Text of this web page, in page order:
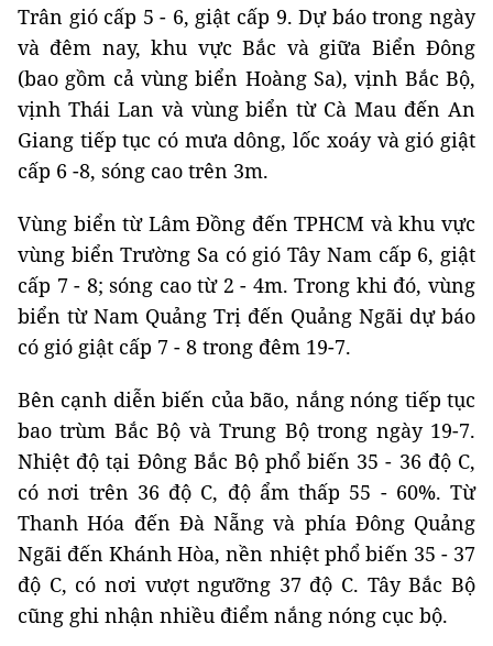
Trân gió cấp 5 - 6, giật cấp 9. Dự báo trong ngày
và đêm nay, khu vực Bắc và giữa Biển Đông
(bao gồm cả vùng biển Hoàng Sa), vịnh Bắc Bộ,
vịnh Thái Lan và vùng biển từ Cà Mau đến An
Giang tiếp tục có mưa dông, lốc xoáy và gió giật
cấp 6 -8, sóng cao trên 3m.
Vùng biển từ Lâm Đồng đến TPHCM và khu vực
vùng biển Trường Sa có gió Tây Nam cấp 6, giật
cấp 7 - 8; sóng cao từ 2 - 4m. Trong khi đó, vùng
biển từ Nam Quảng Trị đến Quảng Ngãi dự báo
có gió giật cấp 7 - 8 trong đêm 19-7.
Bên cạnh diễn biến của bão, nắng nóng tiếp tục
bao trùm Bắc Bộ và Trung Bộ trong ngày 19-7.
Nhiệt độ tại Đông Bắc Bộ phổ biến 35 - 36 độ C,
có nơi trên 36 độ C, độ ẩm thấp 55 - 60%. Từ
Thanh Hóa đến Đà Nẵng và phía Đông Quảng
Ngãi đến Khánh Hòa, nền nhiệt phổ biến 35 - 37
độ C, có nơi vượt ngưỡng 37 độ C. Tây Bắc Bộ
cũng ghi nhận nhiều điểm nắng nóng cục bộ.